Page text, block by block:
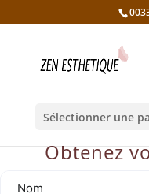
Obtenez
Sélectionner une